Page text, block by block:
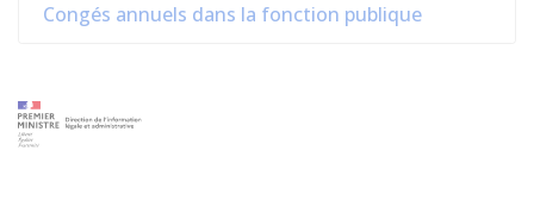
Congés annuels dans la fonction publique